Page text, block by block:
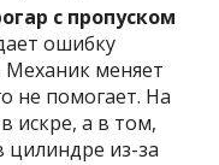
с пропуском
ошибку
Механик меняет
не помогает. На
искре, а в том,
цилиндре из-за